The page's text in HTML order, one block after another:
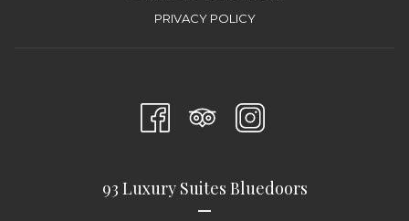
PRIVACY POLICY
93 Luxury Suites Bluedoors
—